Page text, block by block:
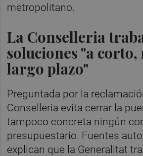
metropolitano.
La Conselleria
soluciones "a corto,
largo plazo"
Preguntada por la
Conselleria evita cerrar la
tampoco concreta ningún
presupuestario. Fuentes
explican que la Generalitat